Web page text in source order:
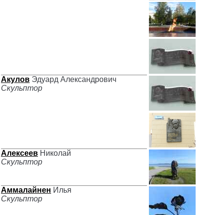
Акулов Эдуард Александрович
Скульптор
Алексеев Николай
Скульптор
Аммалайнен Илья
Скульптор